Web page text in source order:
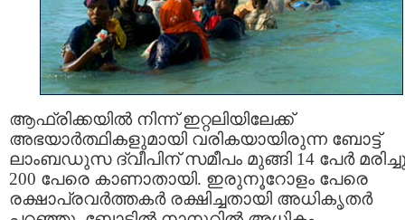
ആഫ്രിക്കയില്‍ നിന്ന് ഇറ്റലിയിലേക്ക്
അഭയാര്‍ത്ഥികളുമായി വരികയായിരുന്ന ബോട്ട്
ലാംബഡുസ ദ്വീപിന് സമീപം മുങ്ങി 14 പേർ
200 പേരെ കാണാതായി. ഇരുനൂറോളം പേരെ
രക്ഷാപ്രവർത്തകർ രക്ഷിച്ചതായി അധികൃതർ